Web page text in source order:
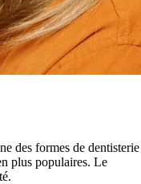
des formes de dentisterie
plus populaires. Le